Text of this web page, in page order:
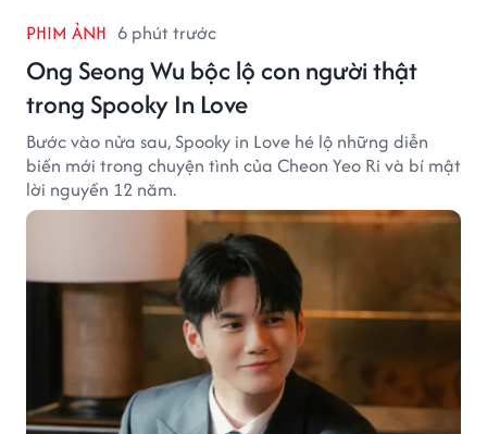
PHIM ẢNH 6 phút trước
Ong Seong Wu bộc lộ con người thật
trong Spooky In Love
Bước vào nửa sau, Spooky in Love hé lộ những diễn
biến mới trong chuyện tình của Cheon Yeo Ri và bí mật
lời nguyền 12 năm.